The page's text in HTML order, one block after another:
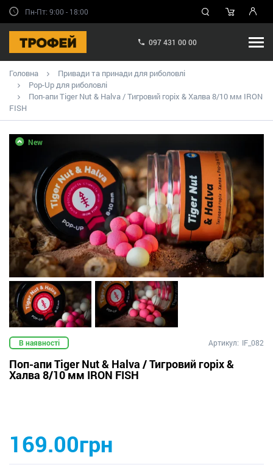
Пн-Пт: 9:00 - 18:00
097 431 00 00
Головна
Привади та принади для риболовлі
Pop-Up для риболовлі
Поп-апи Tiger Nut & Halva / Тигровий горіх & Халва 8/10 мм IRON
FISH
New
В наявності Артикул: IF_082
Поп-апи Tiger Nut & Halva / Тигровий горіх &
Халва 8/10 мм IRON FISH
169.00грн